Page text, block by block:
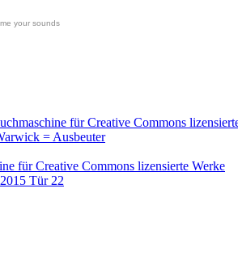
your sounds
für Creative Commons
= Ausbeuter
für Creative Commons lizensierte Werke
Tür 22